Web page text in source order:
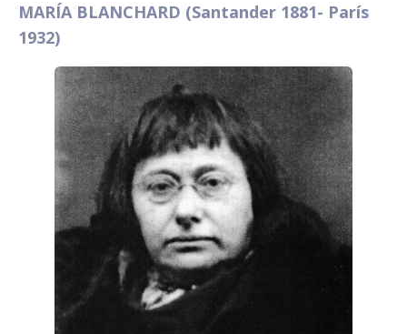
MARÍA BLANCHARD (Santander 1881- París
1932)